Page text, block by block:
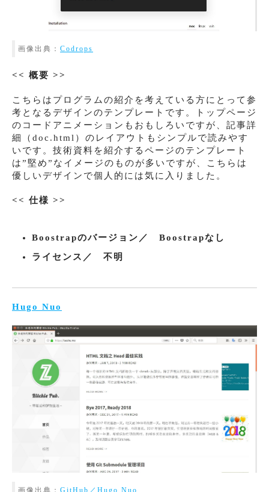
画像出典： Codrops
<< 概要 >>
こちらはプログラムの紹介を考えている方にとって参
考となるデザインのテンプレートです。トップページ
のコードアニメーションもおもしろいですが、記事詳
細（doc.html）のレイアウトもシンプルで読みやす
いです。技術資料を紹介するページのテンプレート
は”堅め”なイメージのものが多いですが、こちらは
優しいデザインで個人的には気に入りました。
<< 仕様 >>
Boostrapのバージョン／ Boostrapなし
ライセンス／ 不明
Hugo Nuo